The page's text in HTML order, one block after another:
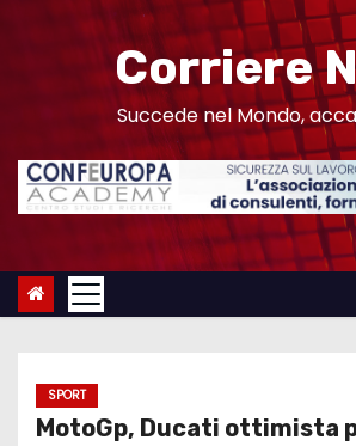
n
Corriere
Succede nel Mondo,
SPORT
MotoGp, Ducati ottimista